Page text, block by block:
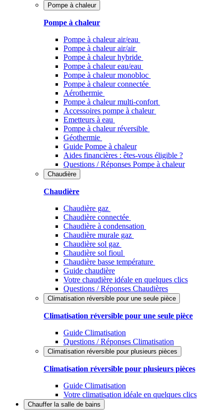
Pompe à chaleur
Pompe à chaleur
Pompe à chaleur air/eau
Pompe à chaleur air/air
Pompe à chaleur hybride
Pompe à chaleur​ eau/eau
Pompe à chaleur monobloc
Pompe à chaleur connectée
Aérothermie
Pompe à chaleur multi-confort
Accessoires pompe à chaleur
Emetteurs à eau
Pompe à chaleur réversible
Géothermie
Guide Pompe à chaleur
Aides financières : êtes-vous éligible ?
Questions / Réponses Pompe à chaleur
Chaudière
Chaudière
Chaudière gaz
Chaudière connectée
Chaudière à condensation
Chaudière murale gaz
Chaudière sol gaz
Chaudière sol fioul
Chaudière basse température
Guide chaudière
Votre chaudière idéale en quelques clics
Questions / Réponses Chaudières
Climatisation réversible pour une seule pièce
Climatisation réversible pour une seule pièce
Guide Climatisation
Questions / Réponses Climatisation
Climatisation réversible pour plusieurs pièces
Climatisation réversible pour plusieurs pièces
Guide Climatisation
Votre climatisation idéale en quelques clics
Chauffer la salle de bains